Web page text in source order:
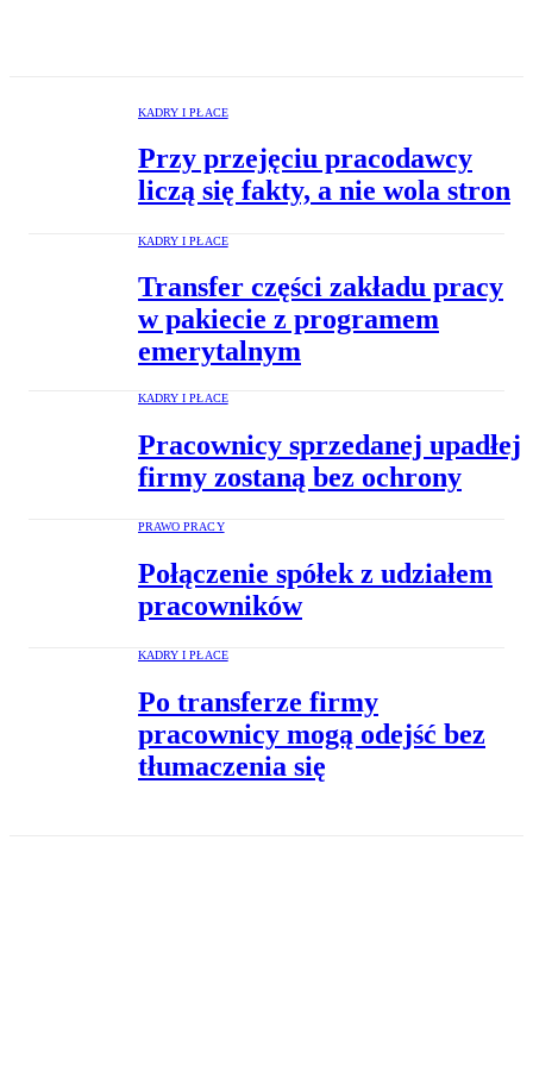
KADRY I PŁACE
Przy przejęciu pracodawcy
liczą się fakty, a nie wola stron
KADRY I PŁACE
Transfer części zakładu pracy
w pakiecie z programem
emerytalnym
KADRY I PŁACE
Pracownicy sprzedanej upadłej
firmy zostaną bez ochrony
PRAWO PRACY
Połączenie spółek z udziałem
pracowników
KADRY I PŁACE
Po transferze firmy
pracownicy mogą odejść bez
tłumaczenia się